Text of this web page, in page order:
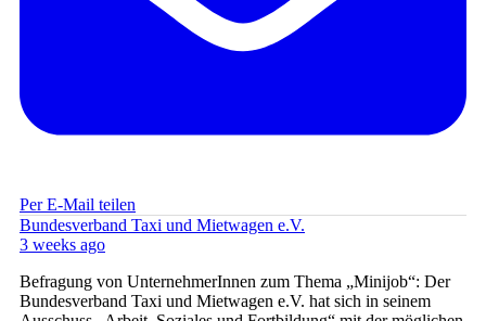
Per E-Mail teilen
Bundesverband Taxi und Mietwagen e.V.
3 weeks ago
Befragung von UnternehmerInnen zum Thema „Minijob“: Der
Bundesverband Taxi und Mietwagen e.V. hat sich in seinem